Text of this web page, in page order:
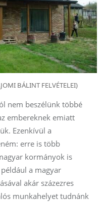
BÁLINT FELVÉTELEI)
nem beszélünk többé
embereknek emiatt
Ezenkívül a
erre is több
kormányok is
a magyar
akár százezres
munkahelyet tudnánk